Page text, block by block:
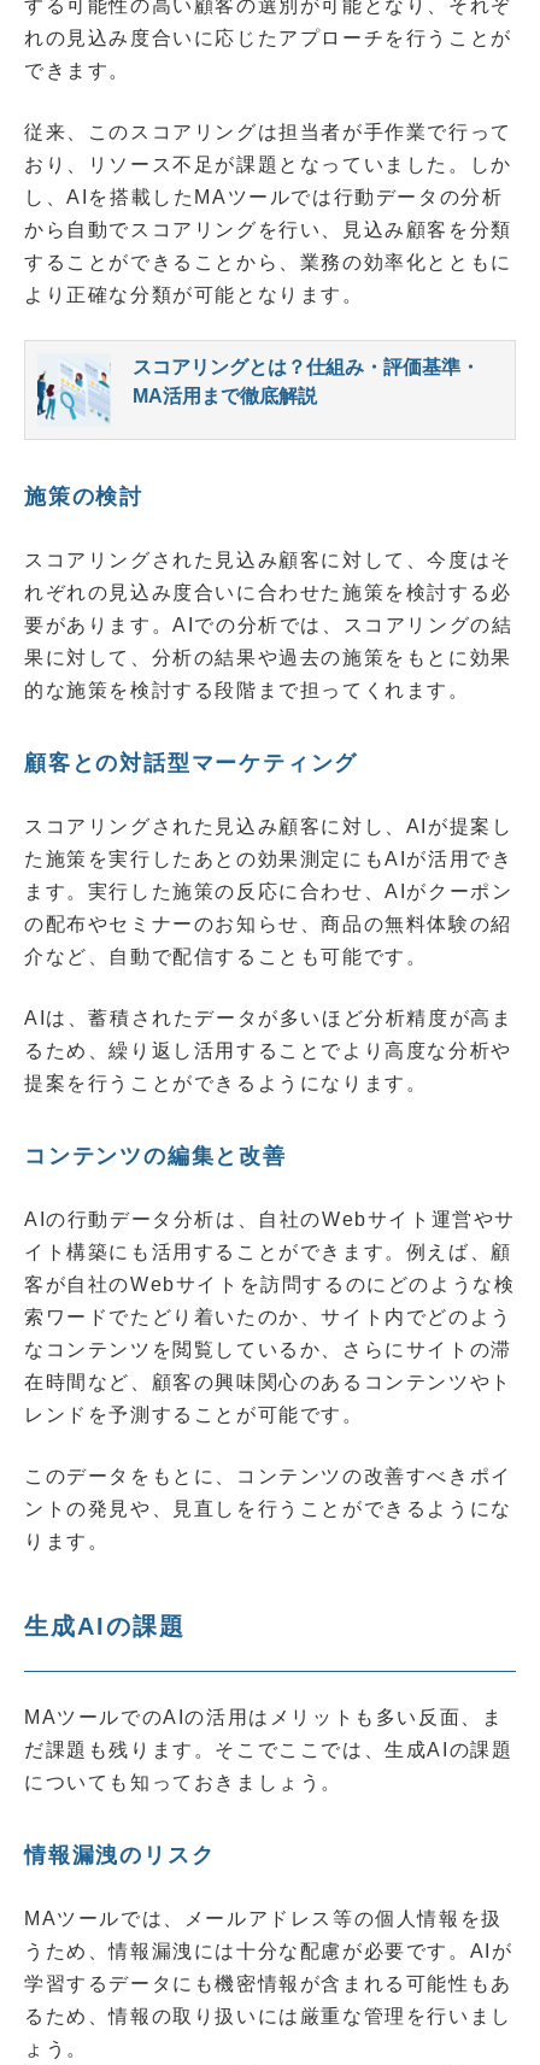
する可能性の高い顧客の選別が可能となり、それぞ
れの見込み度合いに応じたアプローチを行うことが
できます。
従来、このスコアリングは担当者が手作業で行って
おり、リソース不足が課題となっていました。しか
し、AIを搭載したMAツールでは行動データの分析
から自動でスコアリングを行い、見込み顧客を分類
することができることから、業務の効率化とともに
より正確な分類が可能となります。
スコアリングとは？仕組み・評価基準・
MA活用まで徹底解説
施策の検討
スコアリングされた見込み顧客に対して、今度はそ
れぞれの見込み度合いに合わせた施策を検討する必
要があります。AIでの分析では、スコアリングの結
果に対して、分析の結果や過去の施策をもとに効果
的な施策を検討する段階まで担ってくれます。
顧客との対話型マーケティング
スコアリングされた見込み顧客に対し、AIが提案し
た施策を実行したあとの効果測定にもAIが活用でき
ます。実行した施策の反応に合わせ、AIがクーポン
の配布やセミナーのお知らせ、商品の無料体験の紹
介など、自動で配信することも可能です。
AIは、蓄積されたデータが多いほど分析精度が高ま
るため、繰り返し活用することでより高度な分析や
提案を行うことができるようになります。
コンテンツの編集と改善
AIの行動データ分析は、自社のWebサイト運営やサ
イト構築にも活用することができます。例えば、顧
客が自社のWebサイトを訪問するのにどのような検
索ワードでたどり着いたのか、サイト内でどのよう
なコンテンツを閲覧しているか、さらにサイトの滞
在時間など、顧客の興味関心のあるコンテンツやト
レンドを予測することが可能です。
このデータをもとに、コンテンツの改善すべきポイ
ントの発見や、見直しを行うことができるようにな
ります。
生成AIの課題
MAツールでのAIの活用はメリットも多い反面、ま
だ課題も残ります。そこでここでは、生成AIの課題
についても知っておきましょう。
情報漏洩のリスク
MAツールでは、メールアドレス等の個人情報を扱
うため、情報漏洩には十分な配慮が必要です。AIが
学習するデータにも機密情報が含まれる可能性もあ
るため、情報の取り扱いには厳重な管理を行いまし
ょう。